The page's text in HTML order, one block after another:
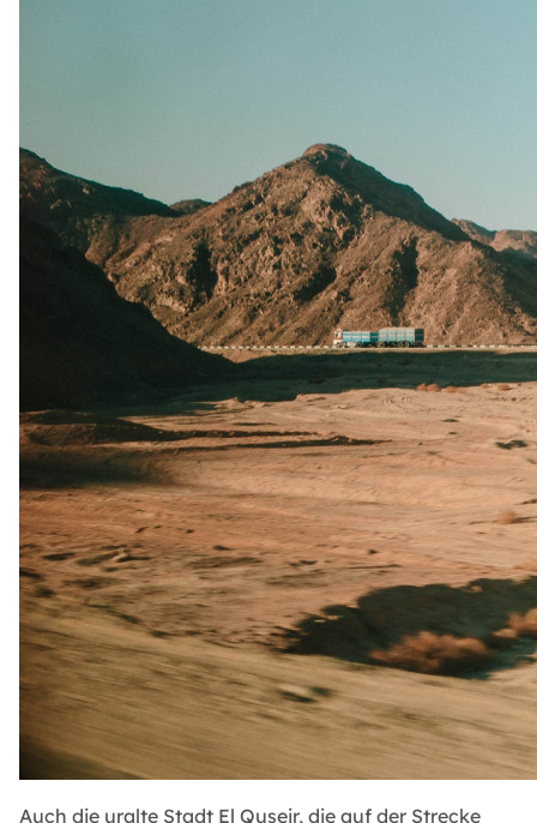
Auch die uralte Stadt El Quseir, die auf der Strecke